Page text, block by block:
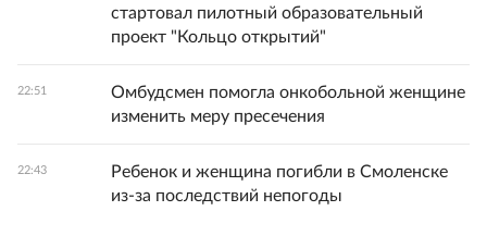
стартовал пилотный образовательный
проект "Кольцо открытий"
22:51
Омбудсмен помогла онкобольной женщине
изменить меру пресечения
22:43
Ребенок и женщина погибли в Смоленске
из-за последствий непогоды